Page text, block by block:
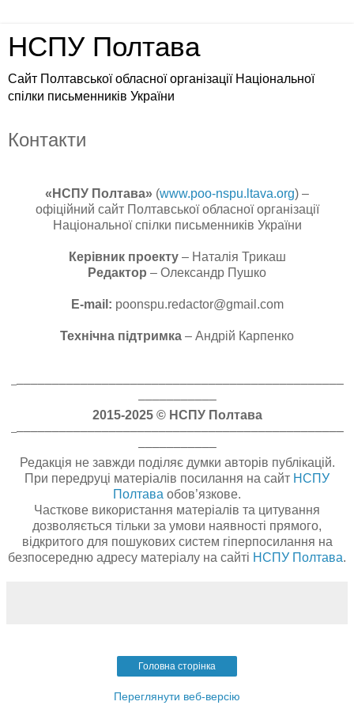
НСПУ Полтава
Сайт Полтавської обласної організації Національної
спілки письменників України
Контакти
«НСПУ Полтава» (www.poo-nspu.ltava.org) –
офіційний сайт Полтавської обласної організації
Національної спілки письменників України
Керівник проекту – Наталія Трикаш
Редактор – Олександр Пушко
E-mail: poonspu.redactor@gmail.com
Технічна підтримка – Андрій Карпенко
–––––––––––––––––––––––––––––––––––––––––––––––
–––––––––––
2015-2025 © НСПУ Полтава
–––––––––––––––––––––––––––––––––––––––––––––––
–––––––––––
Редакція не завжди поділяє думки авторів публікацій.
При передруці матеріалів посилання на сайт НСПУ
Полтава обов’язкове.
Часткове використання матеріалів та цитування
дозволяється тільки за умови наявності прямого,
відкритого для пошукових систем гіперпосилання на
безпосередню адресу матеріалу на сайті НСПУ Полтава.
Головна сторінка
Переглянути веб-версію